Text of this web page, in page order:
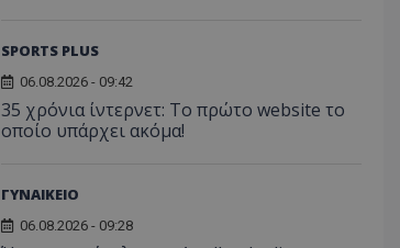
SPORTS PLUS
06.08.2026 - 09:42
35 χρόνια ίντερνετ: Το πρώτο website το
οποίο υπάρχει ακόμα!
ΓΥΝΑΙΚΕΙΟ
06.08.2026 - 09:28